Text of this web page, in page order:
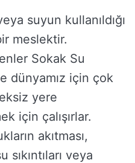
suyun kullanıldığı
meslektir.
Sokak Su
dünyamız için çok
yere
için çalışırlar.
akıtması,
veya